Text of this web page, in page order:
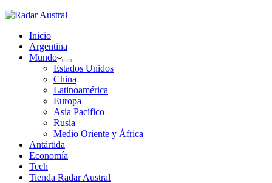
Inicio
Argentina
Mundo
Estados Unidos
China
Latinoamérica
Europa
Asia Pacífico
Rusia
Medio Oriente y África
Antártida
Economía
Tech
Tienda Radar Austral